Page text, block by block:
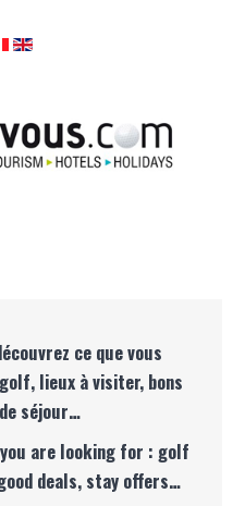
ce que vous
lieux à visiter, bons
séjour…
are looking for : golf
deals, stay offers…